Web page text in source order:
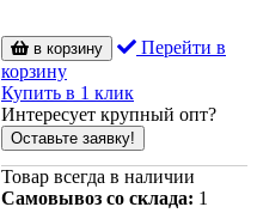
в корзину
Перейти в
корзину
Купить в 1 клик
Интересует крупный опт?
Оставьте заявку!
Товар всегда в наличии
Самовывоз со склада: 1